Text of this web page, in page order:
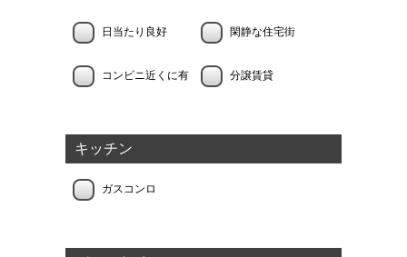
日当たり良好 閑静な住宅街
コンビニ近くに有 分譲賃貸
キッチン
ガスコンロ